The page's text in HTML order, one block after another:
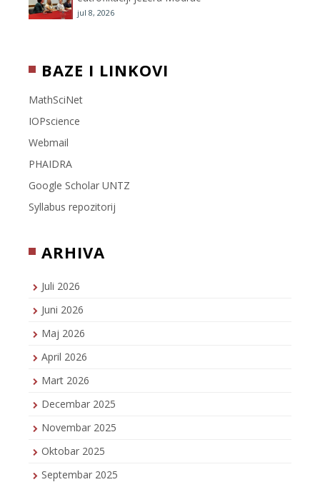
jul 8, 2026
BAZE I LINKOVI
MathSciNet
IOPscience
Webmail
PHAIDRA
Google Scholar UNTZ
Syllabus repozitorij
ARHIVA
Juli 2026
Juni 2026
Maj 2026
April 2026
Mart 2026
Decembar 2025
Novembar 2025
Oktobar 2025
Septembar 2025